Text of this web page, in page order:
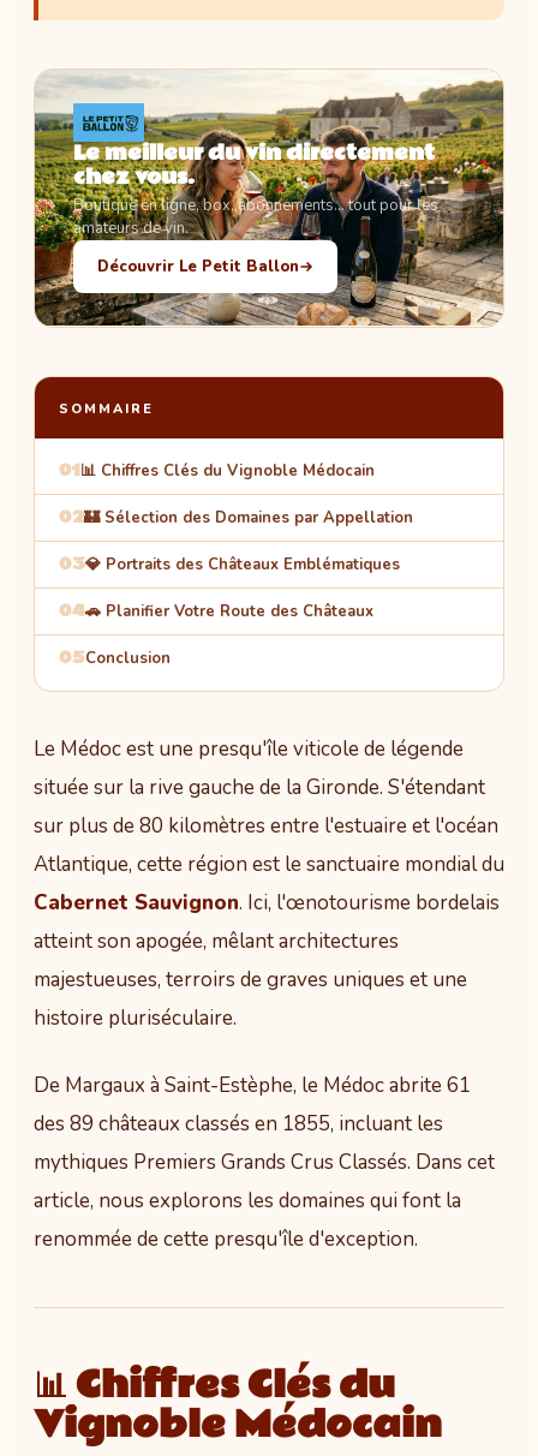
Le meilleur du vin directement
chez vous.
Boutique en ligne, box, abonnements… tout pour les
amateurs de vin.
Découvrir Le Petit Ballon
SOMMAIRE
01📊 Chiffres Clés du Vignoble Médocain
02🏰 Sélection des Domaines par Appellation
03💎 Portraits des Châteaux Emblématiques
04🚗 Planifier Votre Route des Châteaux
05Conclusion
Le Médoc est une presqu'île viticole de légende
située sur la rive gauche de la Gironde. S'étendant
sur plus de 80 kilomètres entre l'estuaire et l'océan
Atlantique, cette région est le sanctuaire mondial du
Cabernet Sauvignon. Ici, l'œnotourisme bordelais
atteint son apogée, mêlant architectures
majestueuses, terroirs de graves uniques et une
histoire pluriséculaire.
De Margaux à Saint-Estèphe, le Médoc abrite 61
des 89 châteaux classés en 1855, incluant les
mythiques Premiers Grands Crus Classés. Dans cet
article, nous explorons les domaines qui font la
renommée de cette presqu'île d'exception.
📊 Chiffres Clés du
Vignoble Médocain